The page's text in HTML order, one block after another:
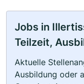
Jobs in
Teilzeit,
Aktuelle
Ausbildung oder